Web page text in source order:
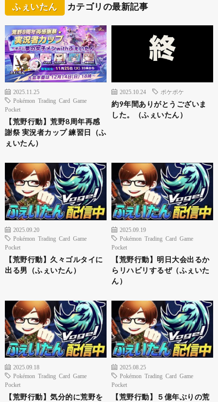
ふぇいたん カテゴリの最新記事
2025.11.25
Pokémon Trading Card Game
Pocket
【荒野行動】荒野8周年再感
謝祭 実況者カップ 練習日（ふ
ぇいたん）
2025.10.24 ポケポケ
約9年間ありがとうございま
した。（ふぇいたん）
2025.09.20
Pokémon Trading Card Game
Pocket
【荒野行動】久々ゴルタイに
出る男（ふぇいたん）
2025.09.19
Pokémon Trading Card Game
Pocket
【荒野行動】明日大会出るか
らリハビリするぜ（ふぇいた
ん）
2025.09.18
Pokémon Trading Card Game
Pocket
【荒野行動】気分的に荒野を
2025.08.25
Pokémon Trading Card Game
Pocket
【荒野行動】５億年ぶりの荒